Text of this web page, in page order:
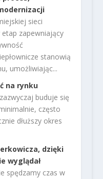
sieci
zapewniający
stanowią
umożliwiając...
na rynku
buduje się
często
dłuższy okres
dzięki
wyglądał
spędzamy czas w